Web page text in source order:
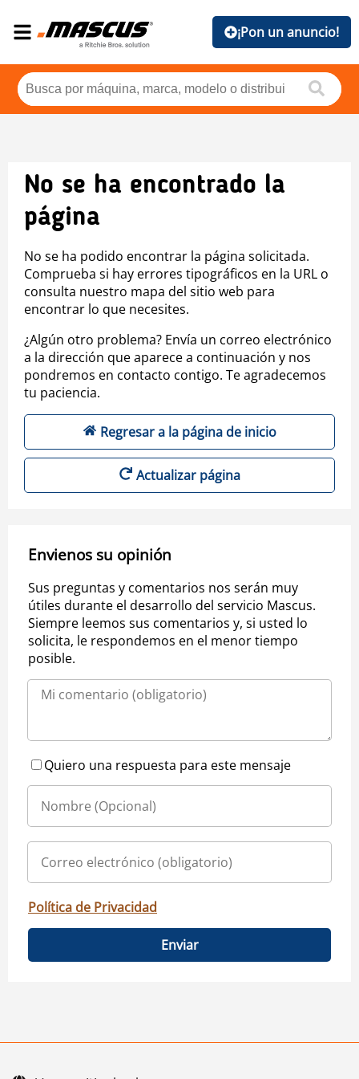
¡Pon un anuncio!
No se ha encontrado la
página
No se ha podido encontrar la página solicitada.
Comprueba si hay errores tipográficos en la URL o
consulta nuestro mapa del sitio web para
encontrar lo que necesites.
¿Algún otro problema? Envía un correo electrónico
a la dirección que aparece a continuación y nos
pondremos en contacto contigo. Te agradecemos
tu paciencia.
Regresar a la página de inicio
Actualizar página
Envienos su opinión
Sus preguntas y comentarios nos serán muy
útiles durante el desarrollo del servicio Mascus.
Siempre leemos sus comentarios y, si usted lo
solicita, le respondemos en el menor tiempo
posible.
Quiero una respuesta para este mensaje
Política de Privacidad
Enviar